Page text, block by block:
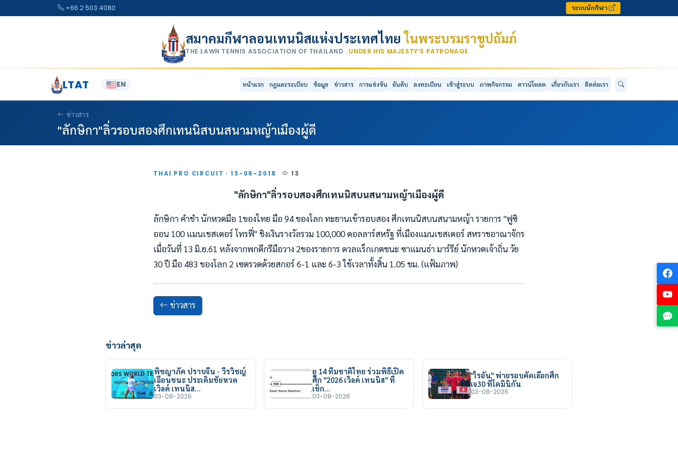
+66 2 503 4080 ระบบนักกีฬา
สมาคมกีฬาลอนเทนนิสแห่งประเทศไทยในพระบรมราชูปถัมภ์
THE LAWN TENNIS ASSOCIATION OF THAILAND · UNDER HIS MAJESTY’S PATRONAGE
LTAT EN หน้าแรก กฎและระเบียบ ข้อมูล ข่าวสาร การแข่งขัน อันดับ ลงทะเบียน เข้าสู่ระบบ ภาพกิจกรรม ดาวน์โหลด เกี่ยวกับเรา ติดต่อเรา
ข่าวสาร
"ลักษิกา"ลิ่วรอบสองศึกเทนนิสบนสนามหญ้าเมืองผู้ดี
THAI PRO CIRCUIT · 13-06-2018 13
"ลักษิกา"ลิ่วรอบสองศึกเทนนิสบนสนามหญ้าเมืองผู้ดี
ลักษิกา คำขำ นักหวดมือ 1ของไทย มือ 94 ของโลก ทะยานเข้ารอบสอง ศึกเทนนิสบนสนามหญ้า รายการ "ฟูซิ
ออน 100 แมนเชสเตอร์ โทรฟี่" ชิงเงินรางวัลรวม 100,000 ดอลลาร์สหรัฐ ที่เมืองแมนเชสเตอร์ สหราชอาณาจักร
เมื่อวันที่ 13 มิ.ย.61 หลังจากพกดีกรีมือวาง 2ของรายการ ดวลแร็กเกตชนะ ซาแมนธ่า มาร์รีย์ นักหวดเจ้าถิ่น วัย
30 ปี มือ 483 ของโลก 2 เซตรวดด้วยสกอร์ 6-1 และ 6-3 ใช้เวลาทั้งสิ้น 1.05 ชม. (แฟ้มภาพ)
ข่าวสาร
ข่าวล่าสุด
พิชญาภัค ปราบจีน - วีรวิชญ์
เฉือนชนะ ประเดิมชัยหวด
เวิลด์ เทนนิส…
03-08-2026
ยู 14 ทีมชาติไทย ร่วมพิธีเปิด
ศึก "2026 เวิลด์ เทนนิส" ที่
เช็ก…
03-08-2026
"ไรอัน" พ่ายรอบคัดเลือกศึก
เจ30 ที่โดมินิกัน
03-08-2026